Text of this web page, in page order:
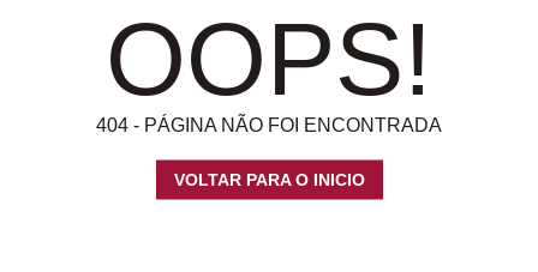
OOPS!
404 - PÁGINA NÃO FOI ENCONTRADA
VOLTAR PARA O INICIO